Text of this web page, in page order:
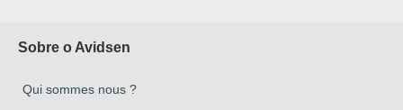
Sobre o Avidsen
Qui sommes nous ?